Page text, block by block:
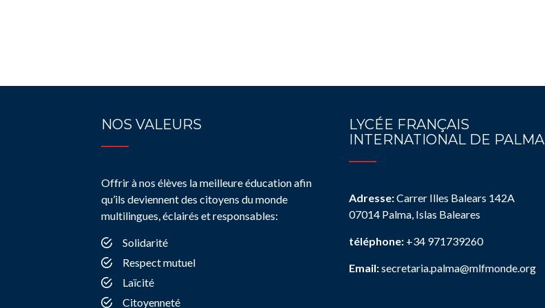
NOS VALEURS
Offrir à nos élèves la meilleure éducation afin
qu’ils deviennent des citoyens du monde
multilingues, éclairés et responsables:
Solidarité
Respect mutuel
Laïcité
Citoyenneté
LYCÉE FRANÇAIS
INTERNATIONAL DE PALMA
Adresse:Carrer Illes Balears 142A
07014 Palma, Islas Baleares
téléphone: +34 971739260
Email:secretaria.palma@mlfmonde.org